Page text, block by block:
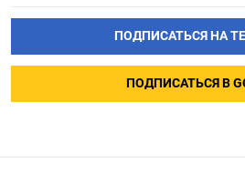
ПОДПИСАТЬСЯ НА
ПОДПИСАТЬСЯ В